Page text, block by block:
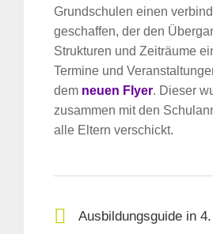
Grundschulen einen
geschaffen, der den
Strukturen und Zeiträume
Termine und
dem neuen Flyer. Dieser
zusammen mit den
alle Eltern verschickt.
Ausbildungsguide in